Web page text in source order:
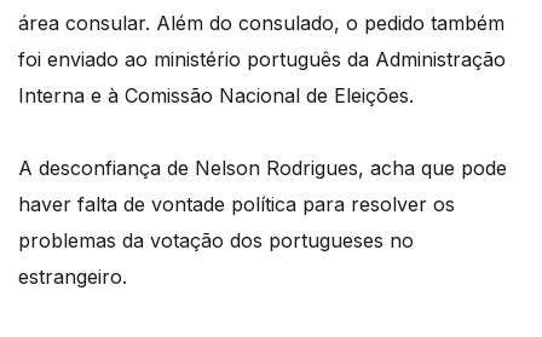
área consular. Além do consulado, o pedido também
foi enviado ao ministério português da Administração
Interna e à Comissão Nacional de Eleições.
A desconfiança de Nelson Rodrigues, acha que pode
haver falta de vontade política para resolver os
problemas da votação dos portugueses no
estrangeiro.